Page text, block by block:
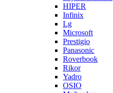
HIPER
Infinix
Lg
Microsoft
Prestigio
Panasonic
Roverbook
Rikor
Yadro
OSIO